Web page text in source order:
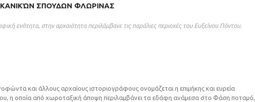
ΣΠΟΥΔΩΝ ΦΛΩΡΙΝΑΣ
ενότητα, στην αρχαιότητα περιλάμβανε τις παράλιες περιοχές του Eυξείνου Πόντου.
και άλλους αρχαίους ιστοριογράφους ονομάζεται η επιμήκης και ευρεία
η οποία από χωροταξική άποψη περιλαμβάνει τα εδάφη ανάμεσα στο Φάση ποταμό,